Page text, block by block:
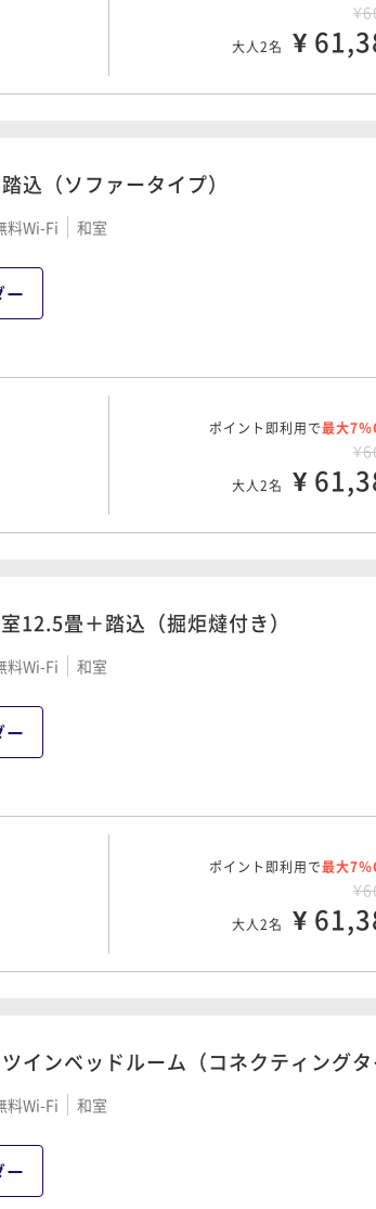
大人2名 ¥
込（ソファータイプ）
料Wi-Fi 和室
ー
ポイント即利用で最大7％
大人2名 ¥
12.5畳＋踏込（掘炬燵付き）
料Wi-Fi 和室
ー
ポイント即利用で最大7％
大人2名 ¥
インベッドルーム（コネクティング
料Wi-Fi 和室
ー